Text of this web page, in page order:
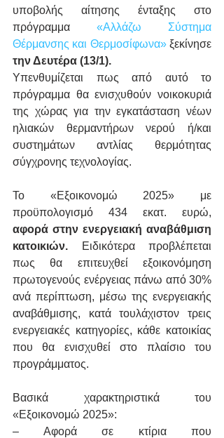
υποβολής αίτησης ένταξης στο
πρόγραμμα «Αλλάζω Σύστημα
Θέρμανσης και Θερμοσίφωνα»
την Δευτέρα (13/1).
Υπενθυμίζεται πως από αυτό το
πρόγραμμα θα ενισχυθούν νοικοκυριά
της χώρας για την εγκατάσταση νέων
ηλιακών θερμαντήρων νερού ή/και
συστημάτων αντλίας θερμότητας
σύγχρονης τεχνολογίας.
Το «Εξοικονομώ 2025» με
αφορά στην ενεργειακή αναβάθμιση
κατοικιών. Ειδικότερα προβλέπεται
πως θα επιτευχθεί εξοικονόμηση
πρωτογενούς ενέργειας πάνω από 30%
ανά περίπτωση, μέσω της ενεργειακής
αναβάθμισης, κατά τουλάχιστον τρεις
ενεργειακές κατηγορίες, κάθε κατοικίας
που θα ενισχυθεί στο πλαίσιο του
προγράμματος.
Βασικά χαρακτηριστικά του
«Εξοικονομώ 2025»:
– Αφορά σε κτίρια που